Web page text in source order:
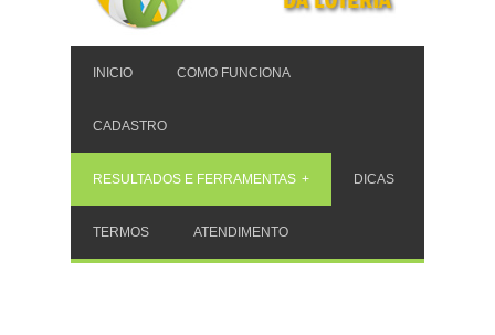
INICIO COMO FUNCIONA
CADASTRO
RESULTADOS E FERRAMENTAS DICAS
TERMOS ATENDIMENTO